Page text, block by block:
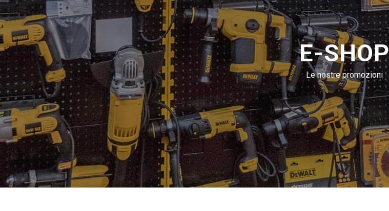
E-SHOP
Le nostre promozioni